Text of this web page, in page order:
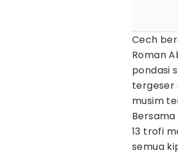
Cech
Roman
pondasi
tergeser
musim
13 trofi
semua